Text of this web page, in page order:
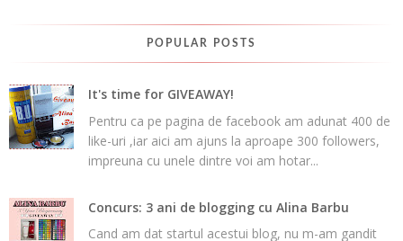
POPULAR POSTS
It's time for GIVEAWAY!
Pentru ca pe pagina de facebook am adunat 400 de
like-uri ,iar aici am ajuns la aproape 300 followers,
impreuna cu unele dintre voi am hotar...
Concurs: 3 ani de blogging cu Alina Barbu
Cand am dat startul acestui blog, nu m-am gandit